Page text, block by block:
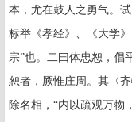
本，尤在鼓人之勇气。
标举《孝经》、《大学
宗”也。二曰体忠恕，倡
恕者，厥惟庄周。其〈
除名相，“内以疏观万物